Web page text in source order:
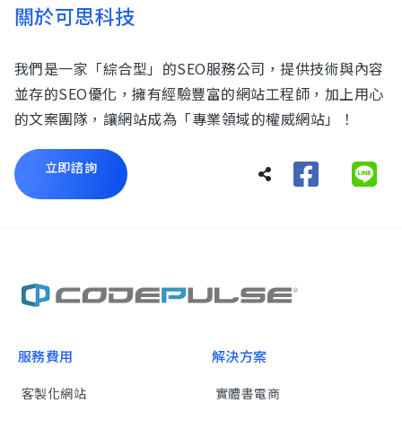
關於可思科技
我們是一家「綜合型」的SEO服務公司，提供技術與內容
並存的SEO優化，擁有經驗豐富的網站工程師，加上用心
的文案團隊，讓網站成為「專業領域的權威網站」！
立即諮詢
服務費用
客製化網站
解決方案
實體書電商